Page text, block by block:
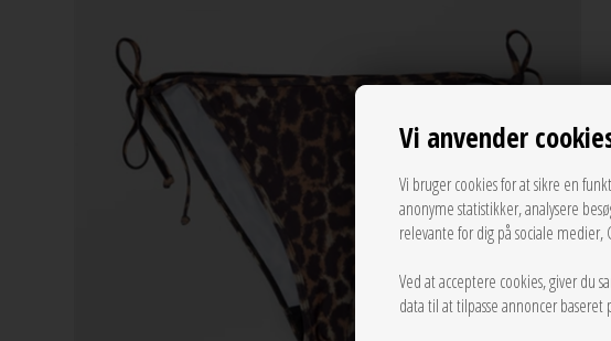
Vi anvender
Vi bruger cookies for at sikre en
anonyme statistikker, analysere
relevante for dig på sociale medier,
Ved at acceptere cookies, giver du
data til at tilpasse annoncer baseret